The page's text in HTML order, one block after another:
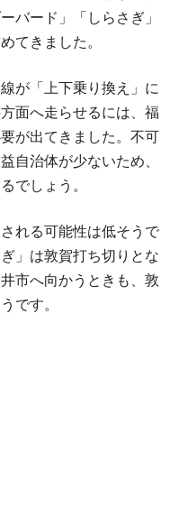
バード」「しらさぎ」
てきました。
が「上下乗り換え」に
面へ走らせるには、福
が出てきました。不可
自治体が少ないため、
でしょう。
れる可能性は低そうで
」は敦賀打ち切りとな
市へ向かうときも、敦
です。